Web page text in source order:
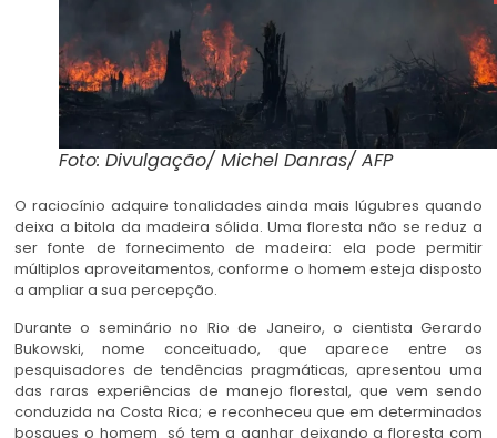
Foto: Divulgação/ Michel Danras/ AFP
O raciocínio adquire tonalidades ainda mais lúgubres quando
deixa a bitola da madeira sólida. Uma floresta não se reduz a
ser fonte de fornecimento de madeira: ela pode permitir
múltiplos aproveitamentos, conforme o homem esteja disposto
a ampliar a sua percepção.
Durante o seminário no Rio de Janeiro, o cientista Gerardo
Bukowski, nome conceituado, que aparece entre os
pesquisadores de tendências pragmáticas, apresentou uma
das raras experiências de manejo florestal, que vem sendo
conduzida na Costa Rica; e reconheceu que em determinados
bosques o homem só tem a ganhar deixando a floresta com